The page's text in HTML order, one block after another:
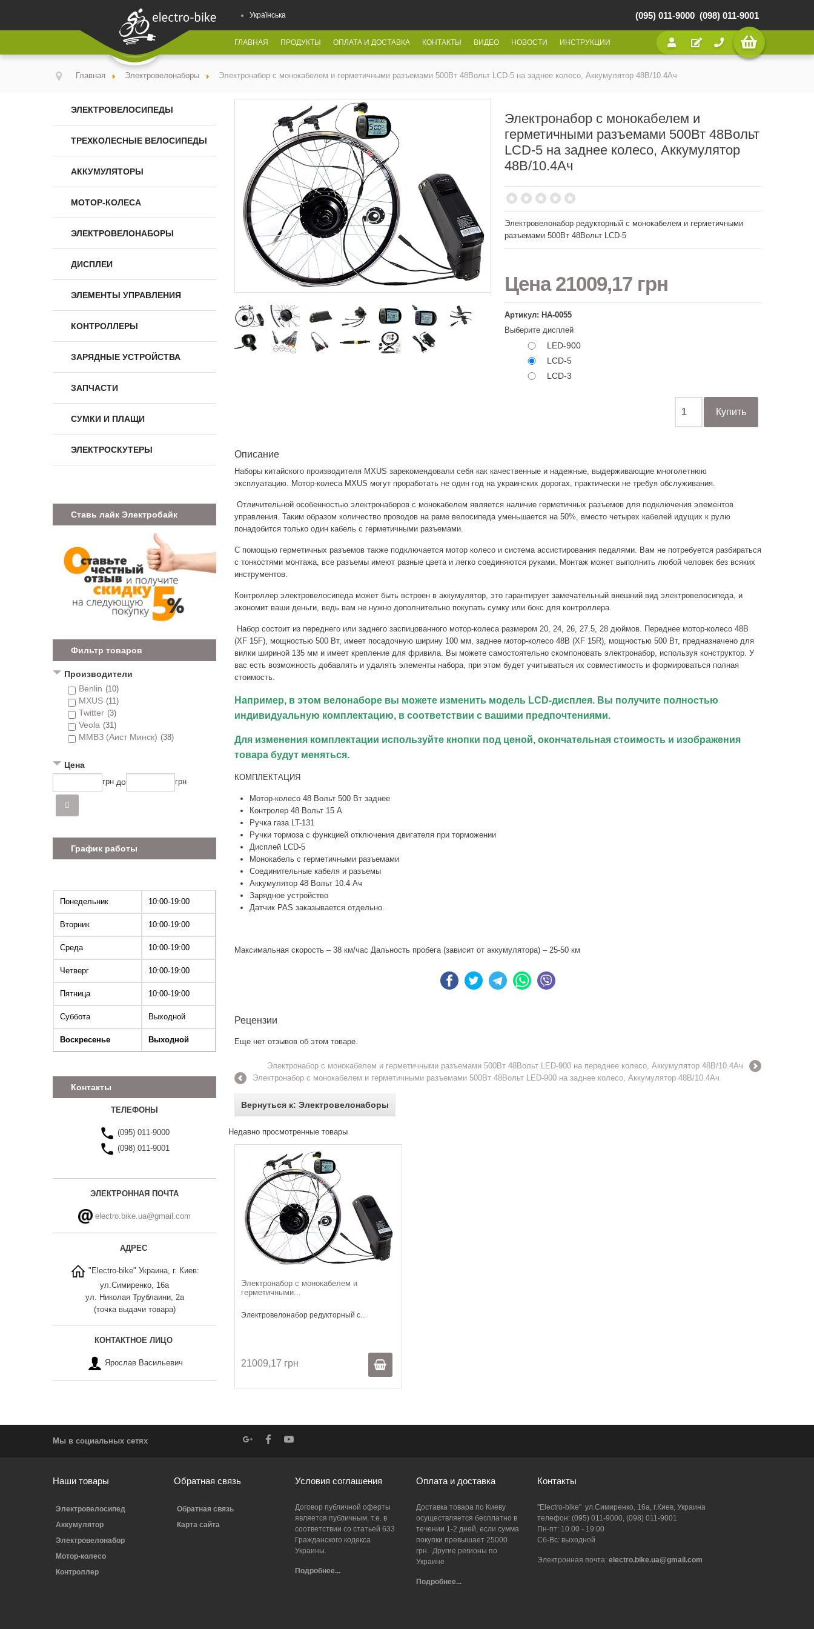
Українська (095) 011-9000 (098) 011-9001
ГЛАВНАЯ ПРОДУКТЫ ОПЛАТА И ДОСТАВКА КОНТАКТЫ ВИДЕО НОВОСТИ ИНСТРУКЦИИ
Главная Электровелонаборы Электронабор с монокабелем и герметичными разъемами 500Вт 48Вольт LCD-5 на заднее колесо, Аккумулятор 48В/10.4Ач
ЭЛЕКТРОВЕЛОСИПЕДЫ
ТРЕХКОЛЕСНЫЕ ВЕЛОСИПЕДЫ
АККУМУЛЯТОРЫ
МОТОР-КОЛЕСА
ЭЛЕКТРОВЕЛОНАБОРЫ
ДИСПЛЕИ
ЭЛЕМЕНТЫ УПРАВЛЕНИЯ
КОНТРОЛЛЕРЫ
ЗАРЯДНЫЕ УСТРОЙСТВА
ЗАПЧАСТИ
СУМКИ И ПЛАЩИ
ЭЛЕКТРОСКУТЕРЫ
Ставь лайк Электробайк
Фильтр товаров
Производители
Benlin (10)
MXUS (11)
Twitter (3)
Veola (31)
ММВЗ (Аист Минск) (38)
Цена
грн до грн
График работы
Понедельник 10:00-19:00
Вторник 10:00-19:00
Среда 10:00-19:00
Четверг 10:00-19:00
Пятница 10:00-19:00
Суббота Выходной
Воскресенье Выходной
Контакты
ТЕЛЕФОНЫ
(095) 011-9000
(098) 011-9001
ЭЛЕКТРОННАЯ ПОЧТА
electro.bike.ua@gmail.com
АДРЕС
"Electro-bike" Украина, г. Киев:
ул.Симиренко, 16а
ул. Николая Трублаини, 2а
(точка выдачи товара)
КОНТАКТНОЕ ЛИЦО
Ярослав Васильевич
Электронабор с монокабелем и
герметичными разъемами 500Вт 48Вольт
LCD-5 на заднее колесо, Аккумулятор
48В/10.4Ач
Электровелонабор редукторный с монокабелем и герметичными
разъемами 500Вт 48Вольт LCD-5
Цена21009,17 грн
Артикул: НА-0055
Выберите дисплей
LED-900
LCD-5
LCD-3
Описание
Наборы китайского производителя MXUS зарекомендовали себя как качественные и надежные, выдерживающие многолетнюю
эксплуатацию. Мотор-колеса MXUS могут проработать не один год на украинских дорогах, практически не требуя обслуживания.
Отличительной особенностью электронаборов с монокабелем является наличие герметичных разъемов для подключения элементов
управления. Таким образом количество проводов на раме велосипеда уменьшается на 50%, вместо четырех кабелей идущих к рулю
понадобится только один кабель с герметичными разъемами.
С помощью герметичных разъемов также подключается мотор колесо и система ассистирования педалями. Вам не потребуется разбираться
с тонкостями монтажа, все разъемы имеют разные цвета и легко соединяются руками. Монтаж может выполнить любой человек без всяких
инструментов.
Контроллер электровелосипеда может быть встроен в аккумулятор, это гарантирует замечательный внешний вид электровелосипеда, и
экономит ваши деньги, ведь вам не нужно дополнительно покупать сумку или бокс для контроллера.
Набор состоит из переднего или заднего заспицованного мотор-колеса размером 20, 24, 26, 27.5, 28 дюймов. Переднее мотор-колесо 48В
(XF 15F), мощностью 500 Вт, имеет посадочную ширину 100 мм, заднее мотор-колесо 48В (XF 15R), мощностью 500 Вт, предназначено для
вилки шириной 135 мм и имеет крепление для фривила. Вы можете самостоятельно скомпоновать электронабор, используя конструктор. У
вас есть возможность добавлять и удалять элементы набора, при этом будет учитываться их совместимость и формироваться полная
стоимость.
Например, в этом велонаборе вы можете изменить модель LCD-дисплея. Вы получите полностью
индивидуальную комплектацию, в соответствии с вашими предпочтениями.
Для изменения комплектации используйте кнопки под ценой, окончательная стоимость и изображения
товара будут меняться.
КОМПЛЕКТАЦИЯ
Мотор-колесо 48 Вольт 500 Вт заднее
Контролер 48 Вольт 15 А
Ручка газа LT-131
Ручки тормоза с функцией отключения двигателя при торможении
Дисплей LCD-5
Монокабель с герметичными разъемами
Соединительные кабеля и разъемы
Аккумулятор 48 Вольт 10.4 Ач
Зарядное устройство
Датчик PAS заказывается отдельно.
Максимальная скорость – 38 км/час Дальность пробега (зависит от аккумулятора) – 25-50 км
Рецензии
Еще нет отзывов об этом товаре.
Электронабор с монокабелем и герметичными разъемами 500Вт 48Вольт LED-900 на переднее колесо, Аккумулятор 48В/10.4Ач
Электронабор с монокабелем и герметичными разъемами 500Вт 48Вольт LED-900 на заднее колесо, Аккумулятор 48В/10.4Ач
Вернуться к: Электровелонаборы
Недавно просмотренные товары
Электронабор с монокабелем и
герметичными...
Электровелонабор редукторный с...
21009,17 грн
Мы в социальных сетях
Наши товары
Электровелосипед
Аккумулятор
Электровелонабор
Мотор-колесо
Контроллер
Обратная связь
Обратная связь
Карта сайта
Условия соглашения
Договор публичной оферты
является публичным, т.е. в
соответствии со статьей 633
Гражданского кодекса
Украины.
Подробнее...
Оплата и доставка
Доставка товара по Киеву
осуществляется бесплатно в
течении 1-2 дней, если сумма
покупки превышает 25000
грн. Другие регионы по
Украине
Подробнее...
Контакты
"Electro-bike" ул.Симиренко, 16а, г.Киев, Украина
телефон: (095) 011-9000, (098) 011-9001
Пн-пт: 10.00 - 19.00
Сб-Вс: выходной
Электронная почта: electro.bike.ua@gmail.com